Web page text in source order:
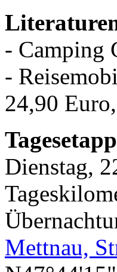
- Camping
-
24,90 Euro,
Dienstag,
Mettnau,